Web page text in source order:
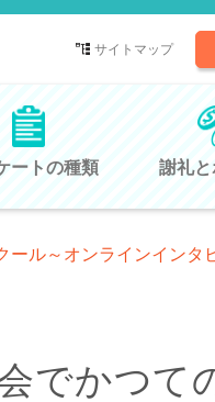
サイトマップ
ートの種類 謝礼と
ール～オンラインインタ
でかつて